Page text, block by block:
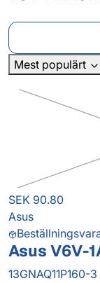
Mest populärt
SEK 90.80
Asus
Asus V6V-
13GNAQ11P160-3